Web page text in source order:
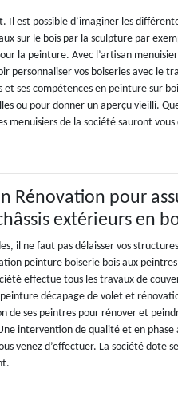
Il est possible d’imaginer les
sur le bois par la sculpture par
la peinture. Avec l’artisan
personnaliser vos boiseries avec le
et ses compétences en peinture sur
ou pour donner un aperçu vieilli.
menuisiers de la société sauront vous
Rénovation pour
extérieurs en
il ne faut pas délaisser vos
peinture boiserie bois aux
effectue tous les travaux de
décapage de volet et
de ses peintres pour rénover et
intervention de qualité et en phase
venez d’effectuer. La société dote